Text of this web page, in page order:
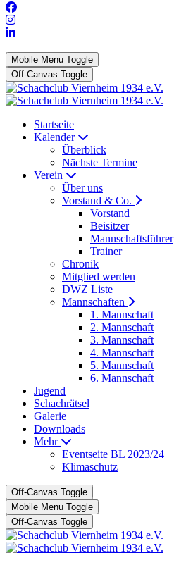
Mobile Menu Toggle
Off-Canvas Toggle
Startseite
Kalender
Überblick
Nächste Termine
Verein
Über uns
Vorstand & Co.
Vorstand
Beisitzer
Mannschaftsführer
Trainer
Chronik
Mitglied werden
DWZ Liste
Mannschaften
1. Mannschaft
2. Mannschaft
3. Mannschaft
4. Mannschaft
5. Mannschaft
6. Mannschaft
Jugend
Schachrätsel
Galerie
Downloads
Mehr
Eventseite BL 2023/24
Klimaschutz
Off-Canvas Toggle
Mobile Menu Toggle
Off-Canvas Toggle